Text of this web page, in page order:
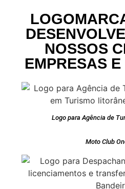
NOSSOS
EMPRESAS
Logo para Agência de
Moto Club